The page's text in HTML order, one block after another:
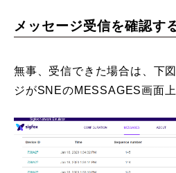
メッセージ受信を確認す
無事、受信できた場合は、下
ジがSNEのMESSAGES画面上